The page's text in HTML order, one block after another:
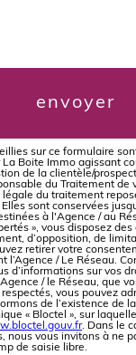
envoyer
sur ce formulaire
Boite Immo agissant
de la clientèle/
du Traitement de
légale du traitement
sont conservées
à l'Agence / au
», vous disposez des
d’opposition, de
retirer votre
l’Agence / Le Réseau.
d’informations sur vos
/ le Réseau, que
respectés, vous pouvez
de l’existence de
« Bloctel », sur
. Dans le
nous vous invitons à ne
de saisie libre.